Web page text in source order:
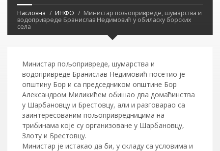
Насловна ИНФО
Министар пољопривреде, шумарства и
водопривреде Бранислав Недимовић у обиласку борских
села
Министар пољопривреде, шумарства и
водопривреде Бранислав Недимовић посетио је
општину Бор и са председником општине Бор
Александром Миликићем обишао два домаћинства
у Шарбановцу и Брестовцу, али и разговарао са
заинтересованим пољопривредницима на
трибинама које су организоване у Шарбановцу,
Злоту и Брестовцу.
Министар је истакао да би, у складу са условима и